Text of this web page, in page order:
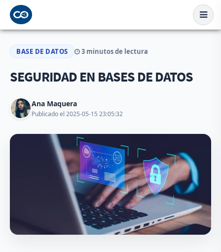
BASE DE DATOS 3 minutos de lectura
SEGURIDAD EN BASES DE DATOS
Ana Maquera
Publicado el 2025-05-15 23:05:32